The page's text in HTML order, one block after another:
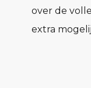
over de
extra